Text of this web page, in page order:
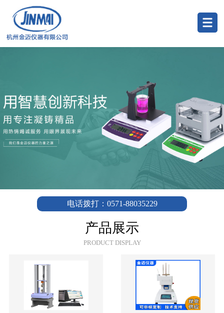
电话拨打：0571-88035229
产品展示
PRODUCT DISPLAY